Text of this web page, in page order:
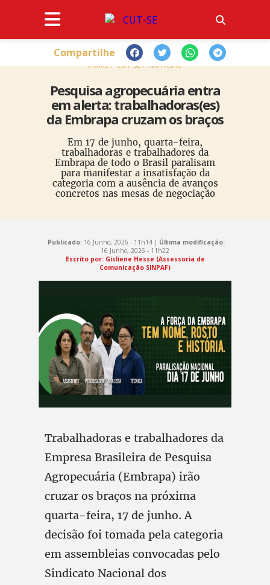
HOME CUT-SE NOTÍCIAS
Pesquisa agropecuária entra
em alerta: trabalhadoras(es)
da Embrapa cruzam os braços
Em 17 de junho, quarta-feira,
trabalhadoras e trabalhadores da
Embrapa de todo o Brasil paralisam
para manifestar a insatisfação da
categoria com a ausência de avanços
concretos nas mesas de negociação
Compartilhe
Publicado:16 Junho, 2026 - 11h14 | Última modificação:
16 Junho, 2026 - 11h22
Escrito por: Gisliene Hesse (Assessoria de
Comunicação SINPAF)
Trabalhadoras e trabalhadores da
Empresa Brasileira de Pesquisa
Agropecuária (Embrapa) irão
cruzar os braços na próxima
quarta-feira, 17 de junho. A
decisão foi tomada pela categoria
em assembleias convocadas pelo
Sindicato Nacional dos